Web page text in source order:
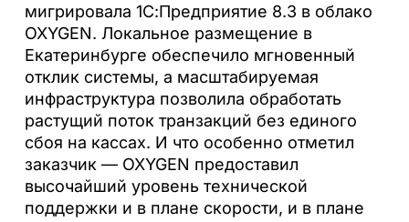
мигрировала 1С:Предприятие 8.3 в облако
OXYGEN. Локальное размещение в
Екатеринбурге обеспечило мгновенный
отклик системы, а масштабируемая
инфраструктура позволила обработать
растущий поток транзакций без единого
сбоя на кассах. И что особенно отметил
заказчик — OXYGEN предоставил
высочайший уровень технической
поддержки и в плане скорости, и в плане